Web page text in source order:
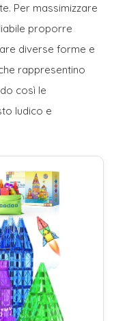
Per massimizzare
proporre
diverse forme e
rappresentino
così le
ludico e